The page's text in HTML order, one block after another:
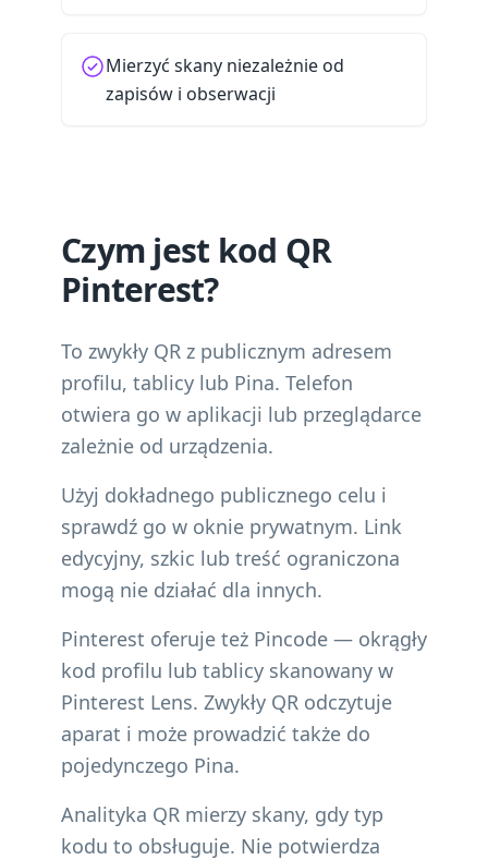
Mierzyć skany niezależnie od
zapisów i obserwacji
Czym jest kod QR
Pinterest?
To zwykły QR z publicznym adresem
profilu, tablicy lub Pina. Telefon
otwiera go w aplikacji lub przeglądarce
zależnie od urządzenia.
Użyj dokładnego publicznego celu i
sprawdź go w oknie prywatnym. Link
edycyjny, szkic lub treść ograniczona
mogą nie działać dla innych.
Pinterest oferuje też Pincode — okrągły
kod profilu lub tablicy skanowany w
Pinterest Lens. Zwykły QR odczytuje
aparat i może prowadzić także do
pojedynczego Pina.
Analityka QR mierzy skany, gdy typ
kodu to obsługuje. Nie potwierdza